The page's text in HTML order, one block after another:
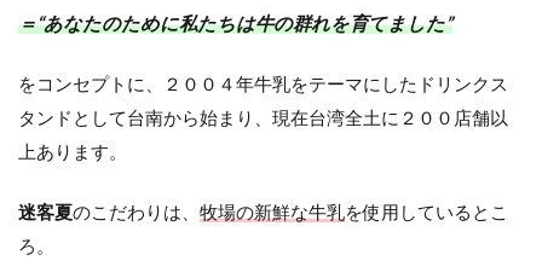
＝“あなたのために私たちは牛の群れを育てました”
をコンセプトに、２００４年牛乳をテーマにしたドリンクス
タンドとして台南から始まり、現在台湾全土に２００店舗以
上あります。
迷客夏のこだわりは、 牧場の新鮮な牛乳 を使用しているとこ
ろ。